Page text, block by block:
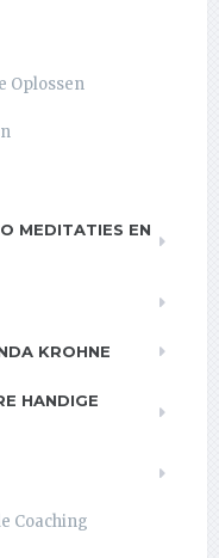
Oplossen
MEDITATIES EN
KROHNE
HANDIGE
Coaching